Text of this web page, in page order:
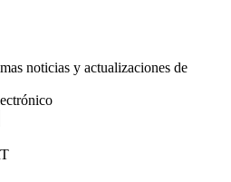
noticias y actualizaciones de